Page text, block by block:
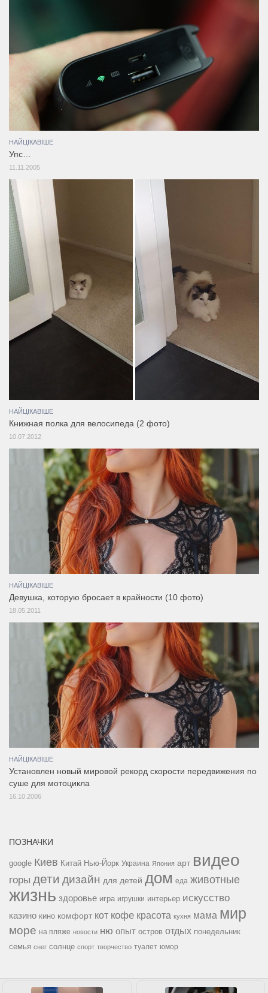
НАЙЦІКАВІШЕ
Упс…
11.11.2005
НАЙЦІКАВІШЕ
Книжная полка для велосипеда (2 фото)
10.07.2012
НАЙЦІКАВІШЕ
Девушка, которую бросает в крайности (10 фото)
18.05.2011
НАЙЦІКАВІШЕ
Установлен новый мировой рекорд скорости передвижения по
суше для мотоцикла
16.10.2006
ПОЗНАЧКИ
google Киев Китай Нью-Йорк Украина Япония арт видео
горы дети дизайн для детей дом еда животные
жизнь здоровье игра игрушки интерьер искусство
казино кино комфорт кот кофе красота кухня мама мир
море на пляже новости ню опыт остров отдых понедельник
семья снег солнце спорт творчество туалет юмор